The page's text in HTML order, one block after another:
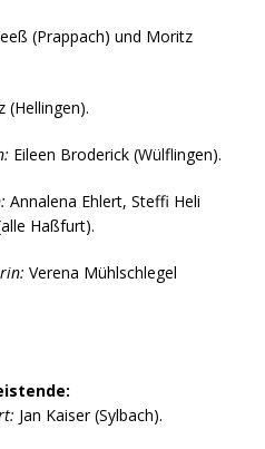
(Prappach) und Moritz
(Hellingen).
Eileen Broderick (Wülflingen).
Annalena Ehlert, Steffi Heli
Haßfurt).
Verena Mühlschlegel
Jan Kaiser (Sylbach).